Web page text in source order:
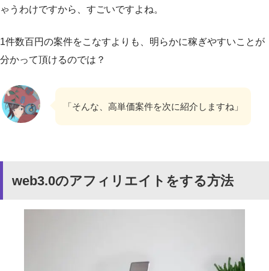
ゃうわけですから、すごいですよね。
1件数百円の案件をこなすよりも、明らかに稼ぎやすいことが
分かって頂けるのでは？
「そんな、高単価案件を次に紹介しますね」
web3.0のアフィリエイトをする方法